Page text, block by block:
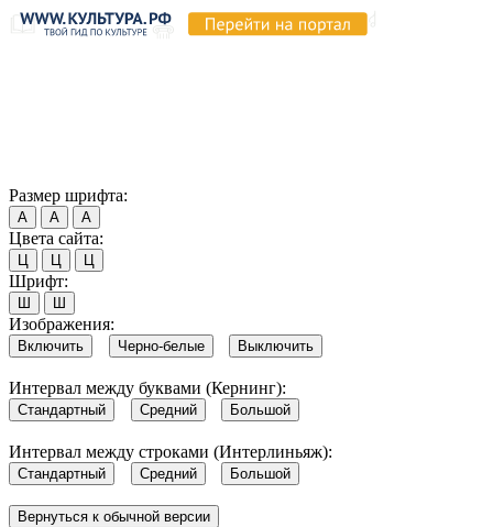
Размер шрифта:
А А А
Цвета сайта:
Ц Ц Ц
Шрифт:
Ш Ш
Изображения:
Включить Черно-белые Выключить
Интервал между буквами (Кернинг):
Стандартный Средний Большой
Интервал между строками (Интерлиньяж):
Стандартный Средний Большой
Вернуться к обычной версии